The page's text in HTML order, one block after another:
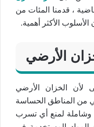
، قدمنا المئات من
الأكثر أهمية.
الأرضي
لأن الخزان الأرضي
من المناطق الحساسة
وشاملة لمنع أي تسرب